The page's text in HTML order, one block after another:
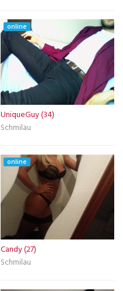
online
UniqueGuy (34)
Schmilau
online
Candy (27)
Schmilau